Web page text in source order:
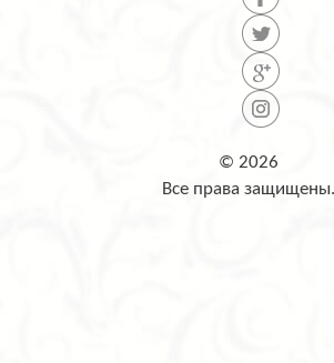
© 2026
Все права защищены.